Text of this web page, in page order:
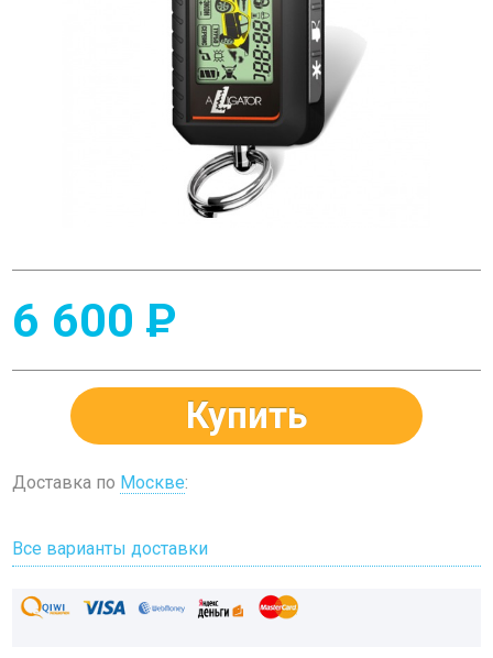
6 600 P
Купить
Доставка по Москве:
Все варианты доставки